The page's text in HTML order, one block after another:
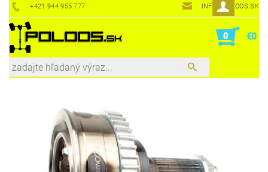
+421 944 955 777 INFO@POLOOS.SK
0 €0